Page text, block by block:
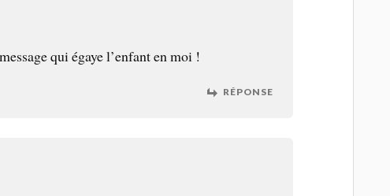
qui égaye l’enfant en moi !
RÉPONSE